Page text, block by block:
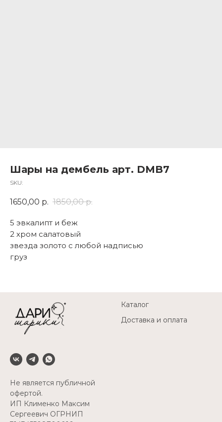
Шары на дембель арт. DMB7
SKU:
1650,00 р. 1850,00 р.
5 эвкалипт и беж
2 хром салатовый
звезда золото с любой надписью
груз
Не является публичной
офертой.
ИП Клименко Максим
Сергеевич ОГРНИП
Каталог
Доставка и оплата